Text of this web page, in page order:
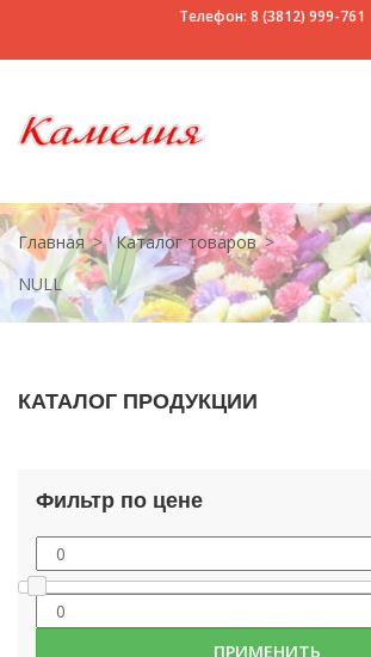
Телефон: 8 (3812) 999-761
Главная
Каталог товаров
NULL
КАТАЛОГ ПРОДУКЦИИ
Фильтр по цене